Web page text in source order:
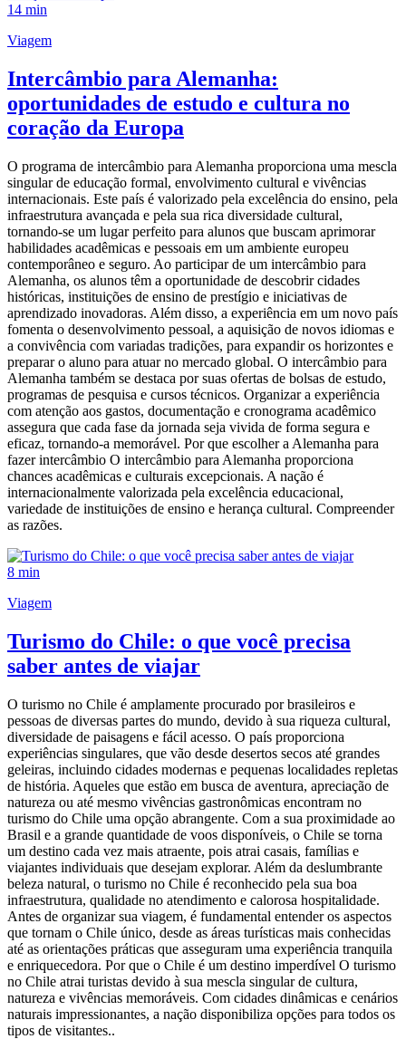
14 min
Viagem
Intercâmbio para Alemanha:
oportunidades de estudo e cultura no
coração da Europa
O programa de intercâmbio para Alemanha proporciona uma mescla
singular de educação formal, envolvimento cultural e vivências
internacionais. Este país é valorizado pela excelência do ensino, pela
infraestrutura avançada e pela sua rica diversidade cultural,
tornando-se um lugar perfeito para alunos que buscam aprimorar
habilidades acadêmicas e pessoais em um ambiente europeu
contemporâneo e seguro. Ao participar de um intercâmbio para
Alemanha, os alunos têm a oportunidade de descobrir cidades
históricas, instituições de ensino de prestígio e iniciativas de
aprendizado inovadoras. Além disso, a experiência em um novo país
fomenta o desenvolvimento pessoal, a aquisição de novos idiomas e
a convivência com variadas tradições, para expandir os horizontes e
preparar o aluno para atuar no mercado global. O intercâmbio para
Alemanha também se destaca por suas ofertas de bolsas de estudo,
programas de pesquisa e cursos técnicos. Organizar a experiência
com atenção aos gastos, documentação e cronograma acadêmico
assegura que cada fase da jornada seja vivida de forma segura e
eficaz, tornando-a memorável. Por que escolher a Alemanha para
fazer intercâmbio O intercâmbio para Alemanha proporciona
chances acadêmicas e culturais excepcionais. A nação é
internacionalmente valorizada pela excelência educacional,
variedade de instituições de ensino e herança cultural. Compreender
as razões.
8 min
Viagem
Turismo do Chile: o que você precisa
saber antes de viajar
O turismo no Chile é amplamente procurado por brasileiros e
pessoas de diversas partes do mundo, devido à sua riqueza cultural,
diversidade de paisagens e fácil acesso. O país proporciona
experiências singulares, que vão desde desertos secos até grandes
geleiras, incluindo cidades modernas e pequenas localidades repletas
de história. Aqueles que estão em busca de aventura, apreciação de
natureza ou até mesmo vivências gastronômicas encontram no
turismo do Chile uma opção abrangente. Com a sua proximidade ao
Brasil e a grande quantidade de voos disponíveis, o Chile se torna
um destino cada vez mais atraente, pois atrai casais, famílias e
viajantes individuais que desejam explorar. Além da deslumbrante
beleza natural, o turismo no Chile é reconhecido pela sua boa
infraestrutura, qualidade no atendimento e calorosa hospitalidade.
Antes de organizar sua viagem, é fundamental entender os aspectos
que tornam o Chile único, desde as áreas turísticas mais conhecidas
até as orientações práticas que asseguram uma experiência tranquila
e enriquecedora. Por que o Chile é um destino imperdível O turismo
no Chile atrai turistas devido à sua mescla singular de cultura,
natureza e vivências memoráveis. Com cidades dinâmicas e cenários
naturais impressionantes, a nação disponibiliza opções para todos os
tipos de visitantes..